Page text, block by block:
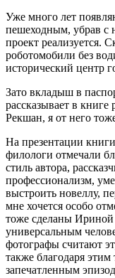
Уже много лет
пешеходным, убрав с
проект реализуется.
роботомобили без
исторический центр
Зато вкладыш в
рассказывает в
Рекшан, я от него
На презентации
филологи отмечали
стиль автора,
профессионализм,
выстроить новеллу,
мне хочется особо
тоже сделаны
универсальным
фотографы считают
также благодаря
запечатленным